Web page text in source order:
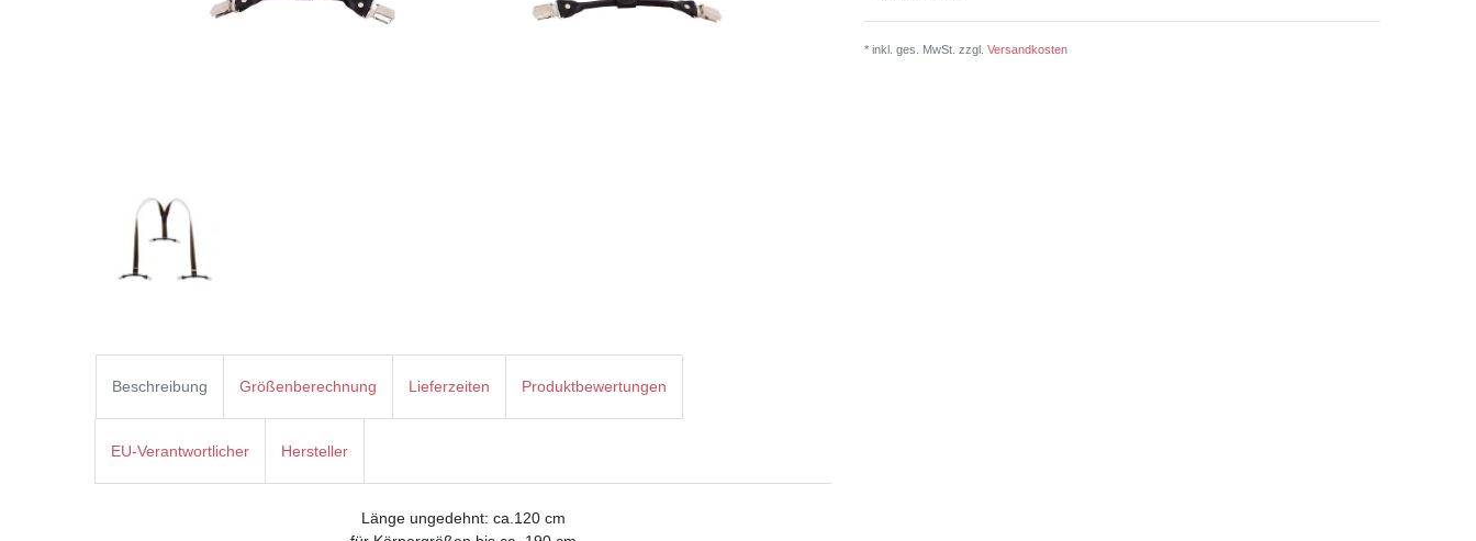
* inkl. ges. MwSt. zzgl. Versandkosten
Beschreibung Größenberechnung Lieferzeiten Produktbewertungen
EU-Verantwortlicher Hersteller
Länge ungedehnt: ca.120 cm